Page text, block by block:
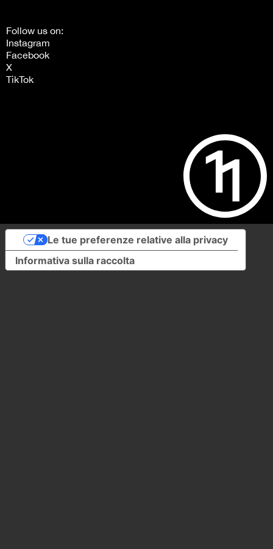
Follow us on:
Instagram
Facebook
X
TikTok
Informativa sulla raccolta
Le tue preferenze relative alla privacy